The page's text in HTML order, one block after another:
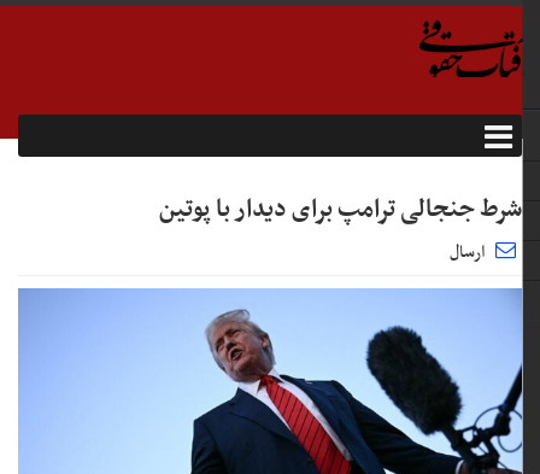
شرط جنجالی ترامپ برای دیدار با پوتین
ارسال